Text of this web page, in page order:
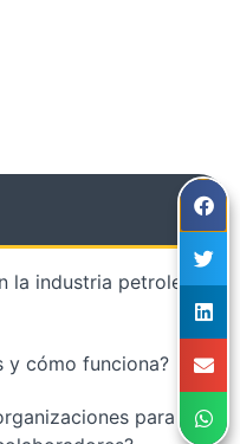
la industria petrolera
y cómo funciona?
para